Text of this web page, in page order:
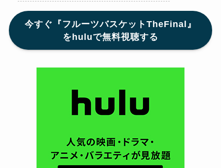
今すぐ『フルーツバスケットTheFinal』
をhuluで無料視聴する